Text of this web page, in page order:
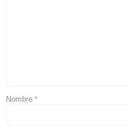
Nombre *